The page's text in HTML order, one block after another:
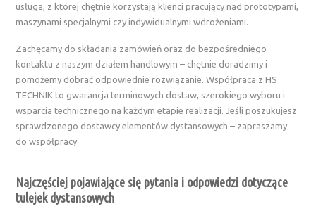
usługa, z której chętnie korzystają klienci pracujący nad prototypami,
maszynami specjalnymi czy indywidualnymi wdrożeniami.
Zachęcamy do składania zamówień oraz do bezpośredniego
kontaktu z naszym działem handlowym – chętnie doradzimy i
pomożemy dobrać odpowiednie rozwiązanie. Współpraca z HS
TECHNIK to gwarancja terminowych dostaw, szerokiego wyboru i
wsparcia technicznego na każdym etapie realizacji. Jeśli poszukujesz
sprawdzonego dostawcy elementów dystansowych – zapraszamy
do współpracy.
Najczęściej pojawiające się pytania i odpowiedzi dotyczące
tulejek dystansowych